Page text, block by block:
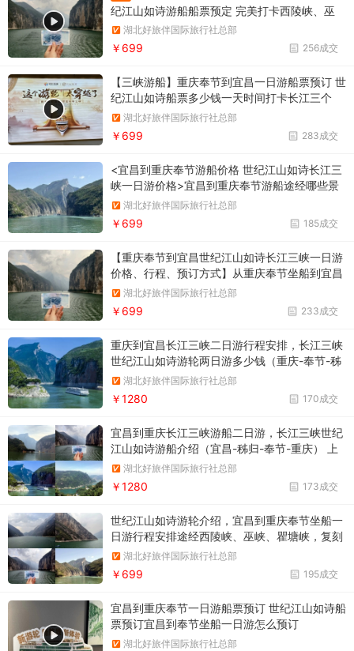
纪江山如诗游船船票预定 完美打卡西陵峡、巫
峡、瞿塘峡宜昌到重庆奉节一日游船票 重庆奉节
到宜昌一日游船票预订 世纪江山如诗游船介绍
湖北好旅伴国际旅行社总部
256成交
￥699
【三峡游船】重庆奉节到宜昌一日游船票预订 世
纪江山如诗船票多少钱一天时间打卡长江三个
峡：瞿塘峡、巫峡、西陵峡，超性价比
湖北好旅伴国际旅行社总部
283成交
￥699
<宜昌到重庆奉节游船价格 世纪江山如诗长江三
峡一日游价格>宜昌到重庆奉节游船途经哪些景
点 湖北好旅伴国际旅行社总部
185成交
￥699
【重庆奉节到宜昌世纪江山如诗长江三峡一日游
价格、行程、预订方式】从重庆奉节坐船到宜昌
要多久途径瞿塘峡、巫峡、西陵峡，一日游完长
江三峡
湖北好旅伴国际旅行社总部
233成交
￥699
重庆到宜昌长江三峡二日游行程安排，长江三峡
世纪江山如诗游轮两日游多少钱（重庆-奉节-秭
归-宜昌）下水二日游，游览白帝城·瞿塘峡景
区，看尽西陵峡、巫峡、瞿塘峡
湖北好旅伴国际旅行社总部
170成交
￥1280
宜昌到重庆长江三峡游船二日游，长江三峡世纪
江山如诗游船介绍（宜昌-秭归-奉节-重庆） 上
水二日游，主要景点：西陵峡、巫峡、瞿塘峡、
白帝城
湖北好旅伴国际旅行社总部
173成交
￥1280
世纪江山如诗游轮介绍，宜昌到重庆奉节坐船一
日游行程安排途经西陵峡、巫峡、瞿塘峡，复刻
李白笔下的“千里江陵一日还”
湖北好旅伴国际旅行社总部
195成交
￥699
宜昌到重庆奉节一日游船票预订 世纪江山如诗船
票预订宜昌到奉节坐船一日游怎么预订
湖北好旅伴国际旅行社总部